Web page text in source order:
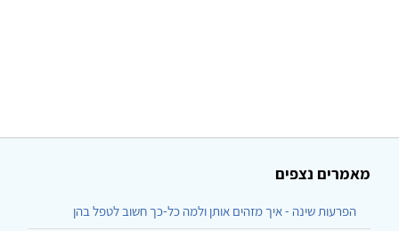
מאמרים נצפים
הפרעות שינה - איך מזהים אותן ולמה כל-כך חשוב לטפל בהן